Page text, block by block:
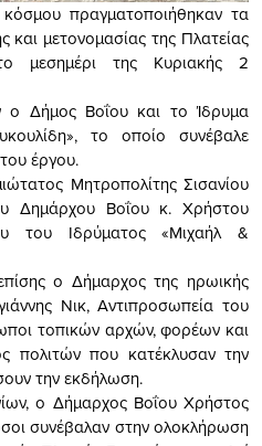
πραγματοποιήθηκαν τα
και μετονομασίας της Πλατείας
μεσημέρι της Κυριακής 2
ο Δήμος Βοΐου και το Ίδρυμα
το οποίο συνέβαλε
έργου.
Μητροπολίτης Σισανίου
Δημάρχου Βοΐου κ. Χρήστου
του Ιδρύματος «Μιχαήλ &
ο Δήμαρχος της ηρωικής
Νικ, Αντιπροσωπεία του
τοπικών αρχών, φορέων και
πολιτών που κατέκλυσαν την
την εκδήλωση.
ο Δήμαρχος Βοΐου Χρήστος
συνέβαλαν στην ολοκλήρωση